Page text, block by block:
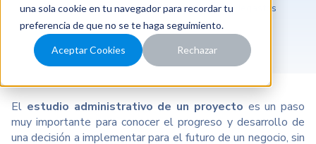
una sola cookie en tu navegador para recordar tu
preferencia de que no se te haga seguimiento.
Aceptar Cookies Rechazar
2022-12-02 10:00:00 5 minutos Rindegastos
El estudio administrativo de un proyecto es un paso
muy importante para conocer el progreso y desarrollo de
una decisión a implementar para el futuro de un negocio, sin